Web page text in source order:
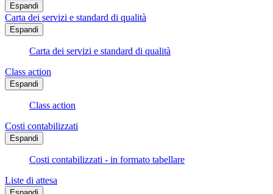
Espandi
Carta dei servizi e standard di qualità
Espandi
Carta dei servizi e standard di qualità
Class action
Espandi
Class action
Costi contabilizzati
Espandi
Costi contabilizzati - in formato tabellare
Liste di attesa